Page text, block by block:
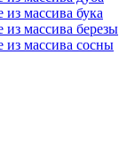
массива бука
массива березы
массива сосны